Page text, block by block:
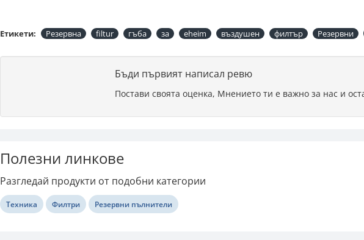
Етикети: Резервна filtur гъба за eheim въздушен филтър Резервни
Бъди първият написал ревю
Постави своята оценка, Мнението ти е важно за нас и
Полезни линкове
Разгледай продукти от подобни категории
Техника Филтри Резервни пълнители